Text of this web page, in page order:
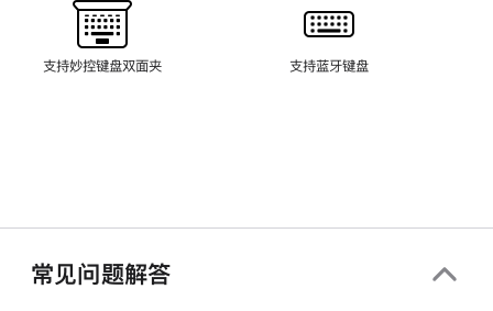
支持妙控键盘双面夹 支持蓝牙键盘
常见问题解答